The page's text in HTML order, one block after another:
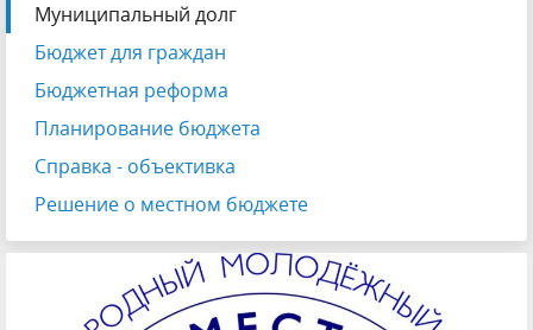
Муниципальный долг
Бюджет для граждан
Бюджетная реформа
Планирование бюджета
Справка - объективка
Решение о местном бюджете